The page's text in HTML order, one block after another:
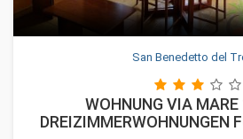
San Benedetto del
WOHNUNG VIA
DREIZIMMERWOHNUNGEN